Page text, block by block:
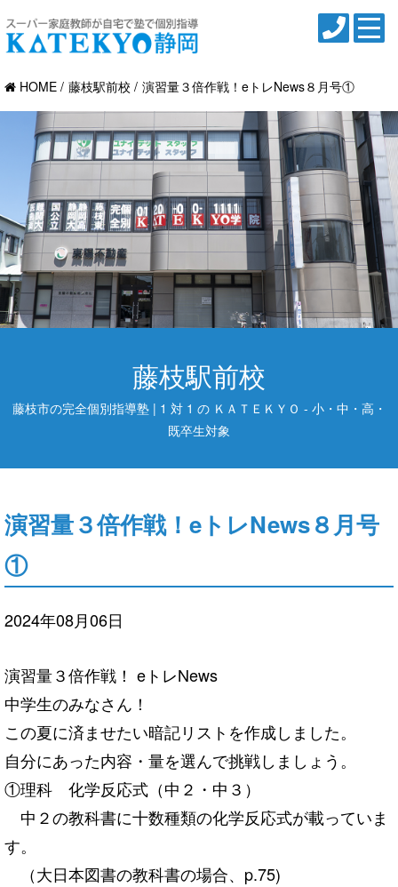
HOME 藤枝駅前校 演習量３倍作戦！eトレNews８月号①
藤枝駅前校
藤枝市の完全個別指導塾 | 1 対 1 の ＫＡＴＥＫＹＯ - 小・中・高・
既卒生対象
演習量３倍作戦！eトレNews８月号
①
2024年08月06日
演習量３倍作戦！ eトレNews
中学生のみなさん！
この夏に済ませたい暗記リストを作成しました。
自分にあった内容・量を選んで挑戦しましょう。
①理科 化学反応式（中２・中３）
中２の教科書に十数種類の化学反応式が載っていま
す。
（大日本図書の教科書の場合、p.75)